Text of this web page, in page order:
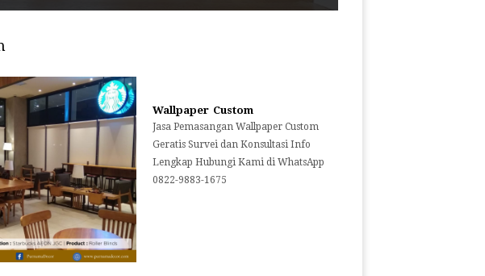
Wallpaper Custom
Jasa Pemasangan Wallpaper Custom
Geratis Survei dan Konsultasi Info
Lengkap Hubungi Kami di WhatsApp
0822-9883-1675